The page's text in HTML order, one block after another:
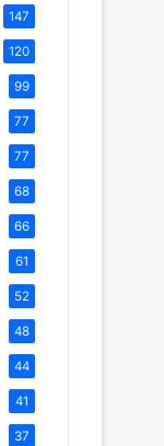
147
120
99
77
77
68
66
61
52
48
44
41
37